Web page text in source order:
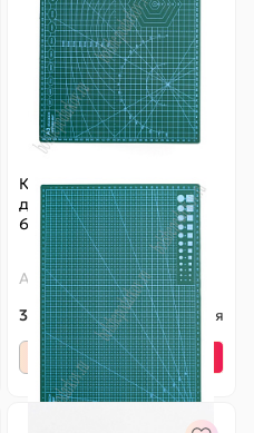
Коврик для рукоделия
двухсторонний А3 (SF-
6074) зеленый
Артикул: 140-586
395 ₽
Оптовая
+